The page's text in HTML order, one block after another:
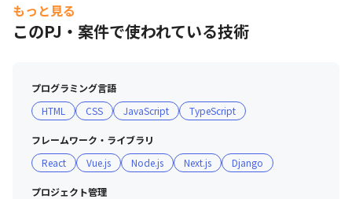
もっと見る
このPJ・案件で使われている技術
プログラミング言語
HTML
CSS JavaScript TypeScript
フレームワーク・ライブラリ
React
Vue.js Node.js Next.js Django
プロジェクト管理